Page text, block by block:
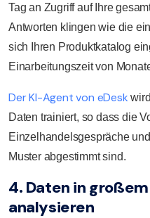
Tag an Zugriff auf Ihre
Antworten klingen wie die
sich Ihren Produktkatalog
Einarbeitungszeit von
Der KI-Agent von eDesk
Daten trainiert, so dass die
Einzelhandelsgespräche
Muster abgestimmt sind.
4. Daten in
analysieren